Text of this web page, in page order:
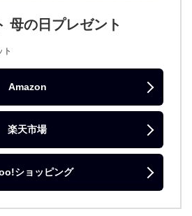
母の日プレゼント
ト
Amazon
楽天市場
ショッピング